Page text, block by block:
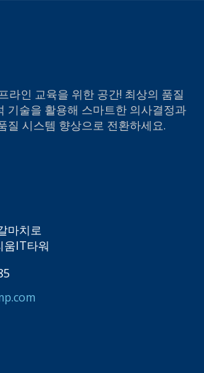
라인 교육을 위한 공간! 최상의 품질
기술을 활용해 스마트한 의사결정과
질 시스템 향상으로 전환하세요.
마치로
움IT타워